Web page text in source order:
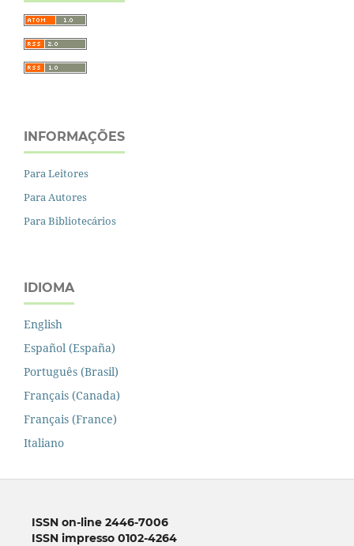
INFORMAÇÕES
Para Leitores
Para Autores
Para Bibliotecários
IDIOMA
English
Español (España)
Português (Brasil)
Français (Canada)
Français (France)
Italiano
ISSN on-line 2446-7006
ISSN impresso 0102-4264